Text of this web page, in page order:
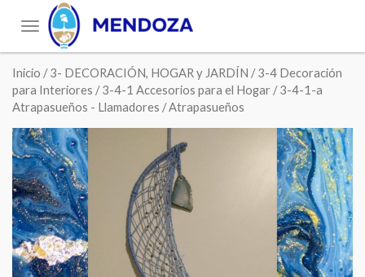
Toggle
navigation
Inicio /3- DECORACIÓN, HOGAR y JARDÍN /3-4 Decoración
para Interiores /3-4-1 Accesorios para el Hogar /3-4-1-a
Atrapasueños - Llamadores / Atrapasueños